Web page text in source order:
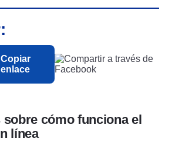
Copiar
enlace
cómo funciona el
línea